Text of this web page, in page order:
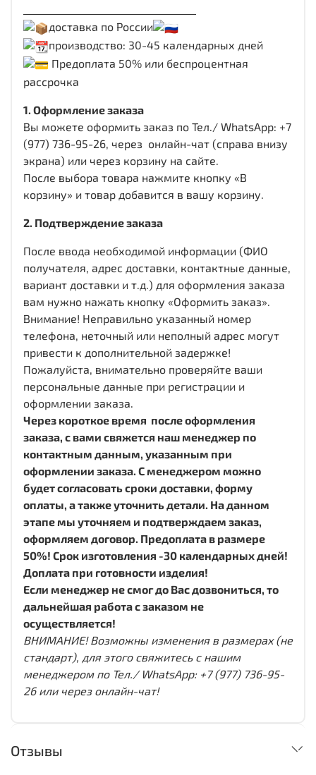
доставка по России
производство: 30-45 календарных дней
Предоплата 50% или беспроцентная
рассрочка
1. Оформление заказа
Вы можете оформить заказ по Тел./ WhatsApp: +7
(977) 736-95-26, через онлайн-чат (справа внизу
экрана) или через корзину на сайте.
После выбора товара нажмите кнопку «В
корзину» и товар добавится в вашу корзину.
2. Подтверждение заказа
После ввода необходимой информации (ФИО
получателя, адрес доставки, контактные данные,
вариант доставки и т.д.) для оформления заказа
вам нужно нажать кнопку «Оформить заказ».
Внимание! Неправильно указанный номер
телефона, неточный или неполный адрес могут
привести к дополнительной задержке!
Пожалуйста, внимательно проверяйте ваши
персональные данные при регистрации и
оформлении заказа.
Через короткое время после оформления
заказа, с вами свяжется наш менеджер по
контактным данным, указанным при
оформлении заказа. С менеджером можно
будет согласовать сроки доставки, форму
оплаты, а также уточнить детали. На данном
этапе мы уточняем и подтверждаем заказ,
оформляем договор. Предоплата в размере
50%! Срок изготовления -30 календарных дней!
Доплата при готовности изделия!
Если менеджер не смог до Вас дозвониться, то
дальнейшая работа с заказом не
осуществляется!
ВНИМАНИЕ! Возможны изменения в размерах (не
стандарт), для этого свяжитесь с нашим
менеджером по Тел./ WhatsApp: +7 (977) 736-95-
26 или через онлайн-чат!
Отзывы